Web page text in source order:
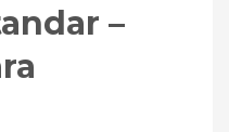
–